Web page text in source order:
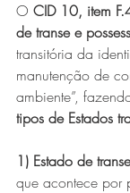
O CID 10, item
de transe e
transitória da
manutenção de
ambiente”,
tipos de Estados
1) Estado de
que acontece por